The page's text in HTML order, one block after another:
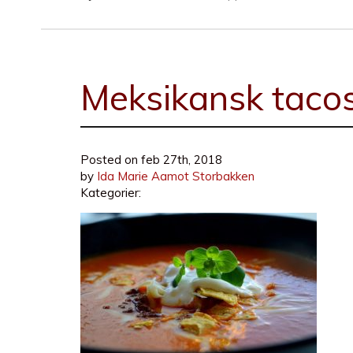
Meksikansk
Posted on feb 27th, 2018
by Ida Marie Aamot Storbakken
Kategorier: